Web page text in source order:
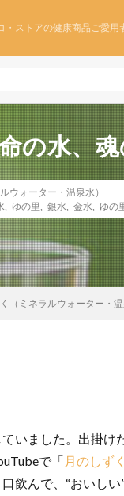
・ストアの健康商品ご愛用
の水、
ウォーター・温泉水）
ゆの里 銀水 金水 ゆの
（ミネラルウォーター・温
いました。出掛
で「 月のしずく
飲んで、“おいし